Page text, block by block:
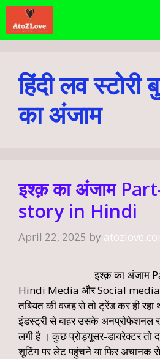
Skip
content
हिंदी लव
का अंजाम
इश्क़ का अंजाम
story in Hindi
April 22, 2025 by
इश्क़ का अंजाम Part-
Hindi Media और Social media
तबियत की वजह से तो ट्रेंड कर ही रहा
इंडस्ट्री से बाहर उसके अनप्रोफेशनल
लगी है । कुछ प्रोड्यूसर-डायरेक्टर
शूटिंग पर लेट पहुंचने या फिर अचानक